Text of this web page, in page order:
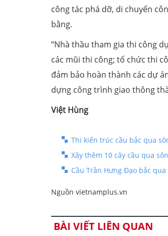
công tác phá dỡ, di chuyển
bằng.
“Nhà thầu tham gia thi công
các mũi thi công; tổ chức thi
đảm bảo hoàn thành các dự
dựng công trình giao thông
Việt Hùng
Thi kiến trúc cầu bắc qua
Xây thêm 10 cây cầu qua
Cầu Trần Hưng Đạo bắc
Nguồn vietnamplus.vn
BÀI VIẾT LIÊN QUAN